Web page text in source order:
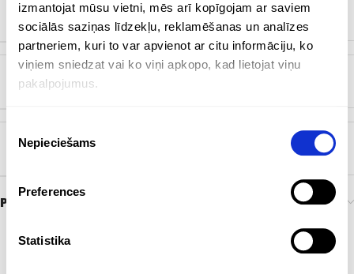
izmantojat mūsu vietni, mēs arī kopīgojam ar saviem
sociālās saziņas līdzekļu, reklamēšanas un analīzes
partneriem, kuri to var apvienot ar citu informāciju, ko
viņiem sniedzat vai ko viņi apkopo, kad lietojat viņu
pakalpojumus.
izvēle
Nepieciešams
Preferences
Statistika
KRĀSA
BIRKA
ZĪMOLS Bez zīmola
Preces pasūtīšana un piegāde